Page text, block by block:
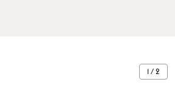
1 / 2